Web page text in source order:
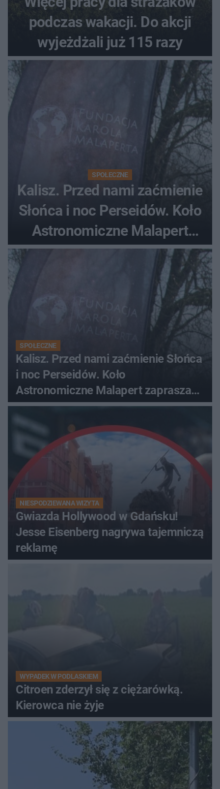
podczas wakacji. Do akcji
wyjeżdżali już 115 razy
SPOŁECZNE
Kalisz. Przed nami zaćmienie
Słońca i noc Perseidów. Koło
Astronomiczne Malapert
zaprasza na wspólne
SPOŁECZNE
Kalisz. Przed nami zaćmienie Słońca
i noc Perseidów. Koło
Astronomiczne Malapert zaprasza
na wspólne obserwacje
NIESPODZIEWANA WIZYTA
Gwiazda Hollywood w Gdańsku!
Jesse Eisenberg nagrywa tajemniczą
reklamę
WYPADEK W PODLASKIEM
Citroen zderzył się z ciężarówką.
Kierowca nie żyje